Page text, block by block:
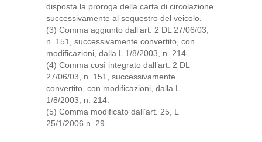
disposta la proroga della carta di circolazione
successivamente al sequestro del veicolo.
(3) Comma aggiunto dall’art. 2 DL 27/06/03,
n. 151, successivamente convertito, con
modificazioni, dalla L 1/8/2003, n. 214.
(4) Comma così integrato dall’art. 2 DL
27/06/03, n. 151, successivamente
convertito, con modificazioni, dalla L
1/8/2003, n. 214.
(5) Comma modificato dall’art. 25, L
25/1/2006 n. 29.